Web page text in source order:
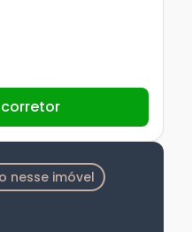
nesse imóvel